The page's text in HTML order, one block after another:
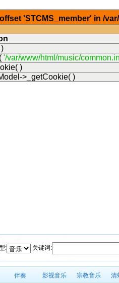
'STCMS_member' in /
'/var/www/html/music/
)
>_getCookie( )
: 关键词:
伴奏 影视音乐 宗教音乐 清